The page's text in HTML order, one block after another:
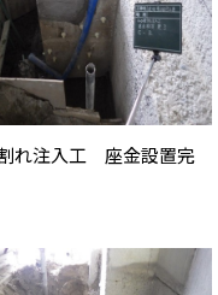
れ注入工 座金設置完